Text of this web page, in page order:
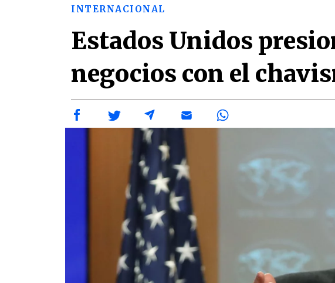
INTERNACIONAL
Estados Unidos
negocios con el